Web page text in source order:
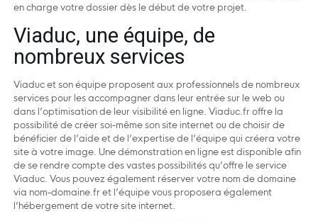
en charge votre dossier dès le début de votre projet.
Viaduc, une équipe, de
nombreux services
Viaduc et son équipe proposent aux professionnels de nombreux
services pour les accompagner dans leur entrée sur le web ou
dans l’optimisation de leur visibilité en ligne. Viaduc.fr offre la
possibilité de créer soi-même son site internet ou de choisir de
bénéficier de l’aide et de l’expertise de l’équipe qui créera votre
site à votre image. Une démonstration en ligne est disponible afin
de se rendre compte des vastes possibilités qu’offre le service
Viaduc. Vous pouvez également réserver votre nom de domaine
via nom-domaine.fr et l’équipe vous proposera également
l’hébergement de votre site internet.